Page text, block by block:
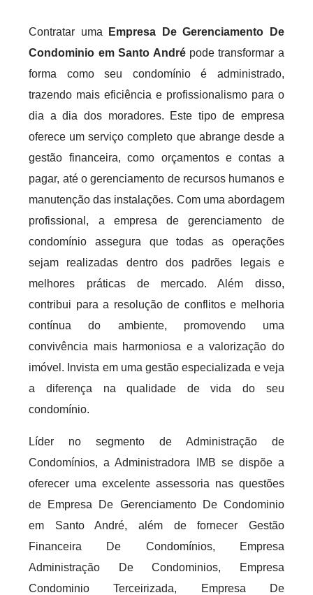
Contratar uma
Empresa De Gerenciamento De
Condominio em Santo Andrépode transformar a
forma como seu condomínio é administrado,
trazendo mais eficiência e profissionalismo para o
dia a dia dos moradores. Este tipo de empresa
oferece um serviço completo que abrange desde a
gestão financeira, como orçamentos e contas a
pagar, até o gerenciamento de recursos humanos e
manutenção das instalações. Com uma abordagem
profissional, a empresa de gerenciamento de
condomínio assegura que todas as operações
sejam realizadas dentro dos padrões legais e
melhores práticas de mercado. Além disso,
contribui para a resolução de conflitos e melhoria
contínua do ambiente, promovendo uma
convivência mais harmoniosa e a valorização do
imóvel. Invista em uma gestão especializada e veja
a diferença na qualidade de vida do seu
condomínio.
Líder no segmento de Administração de
Condomínios, a Administradora IMB se dispõe a
oferecer uma excelente assessoria nas questões
de Empresa De Gerenciamento De Condominio
em Santo André, além de fornecer Gestão
Financeira De Condomínios, Empresa
Administração De Condominios, Empresa
Condominio Terceirizada, Empresa De